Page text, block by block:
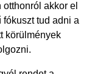
akkor el
tud adni a
körülmények